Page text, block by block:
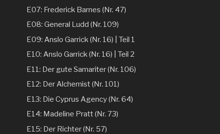
E07: Frederick Barnes (Nr. 47)
E08: General Ludd (Nr. 109)
E09: Anslo Garrick (Nr. 16) | Teil 1
E10: Anslo Garrick (Nr. 16) | Teil 2
E11: Der gute Samariter (Nr. 106)
E12: Der Alchemist (Nr. 101)
E13: Die Cyprus Agency (Nr. 64)
E14: Madeline Pratt (Nr. 73)
E15: Der Richter (Nr. 57)